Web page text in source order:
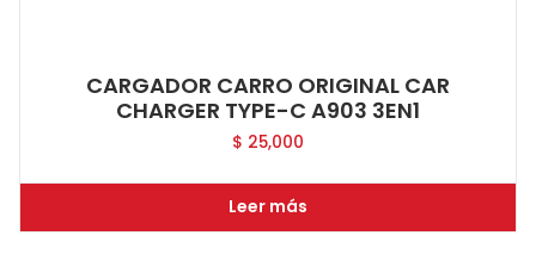
CARGADOR CARRO ORIGINAL CAR
CHARGER TYPE-C A903 3EN1
$ 25,000
Leer más